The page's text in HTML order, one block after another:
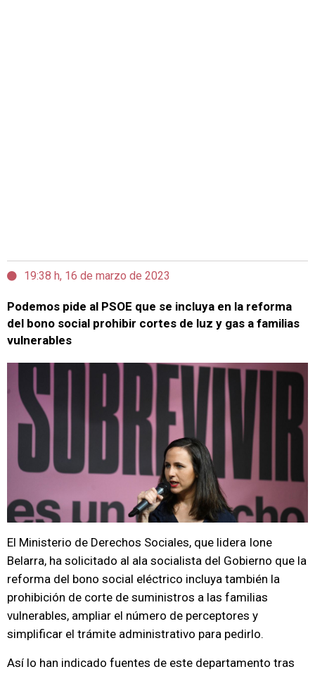
19:38 h, 16 de marzo de 2023
Podemos pide al PSOE que se incluya en la reforma
del bono social prohibir cortes de luz y gas a familias
vulnerables
El Ministerio de Derechos Sociales, que lidera Ione
Belarra, ha solicitado al ala socialista del Gobierno que la
reforma del bono social eléctrico incluya también la
prohibición de corte de suministros a las familias
vulnerables, ampliar el número de perceptores y
simplificar el trámite administrativo para pedirlo.
Así lo han indicado fuentes de este departamento tras